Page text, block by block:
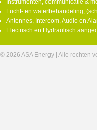
Instrumenten, communicatie &
Lucht- en waterbehandeling,
Antennes, Intercom, Audio en
Electrisch en Hydraulisch
© 2026 ASA Energy | Alle rechten